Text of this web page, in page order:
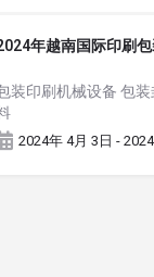
年越南国际印刷包
装印刷机械设备 包
2024年 4月 3日 -